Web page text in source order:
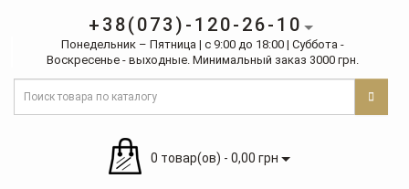
+38(073)-120-26-10
Понедельник – Пятница | с 9:00 до 18:00 | Суббота -
Воскресенье - выходные. Минимальный заказ 3000 грн.
0 товар(ов) - 0,00 грн